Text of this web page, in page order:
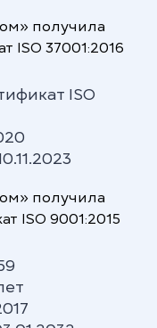
в
и в
24 часа
365 дней в
получила
37001:2016
ISO
получила
ISO 9001:2015